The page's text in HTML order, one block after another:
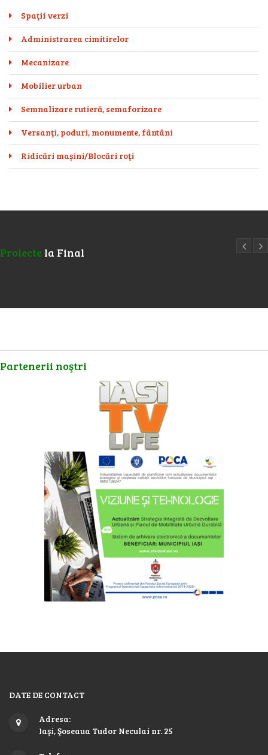
Spaţii verzi
Administrarea cimitirelor
Mecanizare
Mobilier urban
Semnalizare rutieră, semaforizare
Versanţi, poduri, monumente, fântâni
Ridicări mașini/Blocări roţi
Proiecte la Final
Partenerii noştri
DATE DE CONTACT
Adresa:
Iaşi, Şoseaua Tudor Neculai nr. 25